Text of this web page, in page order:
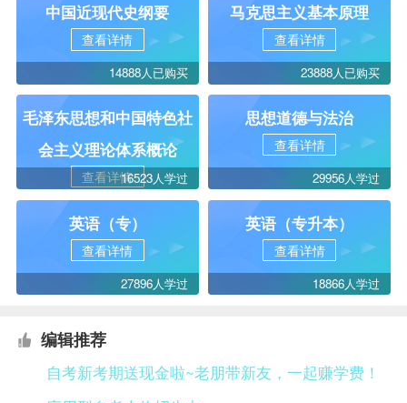
中国近现代史纲要
查看详情
14888人已购买
马克思主义基本原理
查看详情
23888人已购买
毛泽东思想和中国特色社
会主义理论体系概论
查看详情16523人学过
思想道德与法治
查看详情
29956人学过
英语（专）
查看详情
27896人学过
英语（专升本）
查看详情
18866人学过
编辑推荐
自考新考期送现金啦~老朋带新友，一起赚学费！